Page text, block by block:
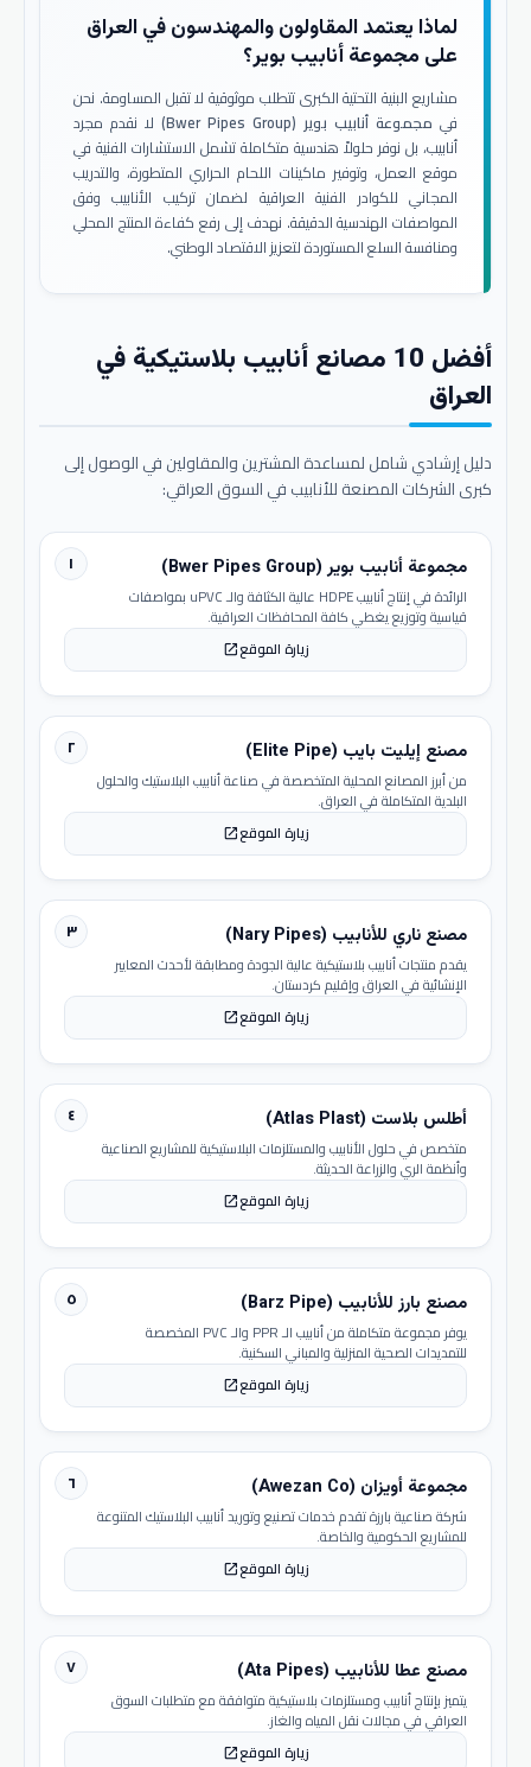
لماذا يعتمد المقاولون والمهندسون في العراق
على مجموعة أنابيب بوير؟
مشاريع البنية التحتية الكبرى تتطلب موثوقية لا تقبل المساومة. نحن
في مجموعة أنابيب بوير (Bwer Pipes Group)
لا نقدم مجرد
أنابيب، بل نوفر حلولاً هندسية متكاملة تشمل الاستشارات الفنية في
موقع العمل، وتوفير ماكينات اللحام الحراري المتطورة، والتدريب
المجاني للكوادر الفنية العراقية لضمان تركيب الأنابيب وفق
المواصفات الهندسية الدقيقة. نهدف إلى رفع كفاءة المنتج المحلي
ومنافسة السلع المستوردة لتعزيز الاقتصاد الوطني.
أفضل 10 مصانع أنابيب بلاستيكية في
العراق
دليل إرشادي شامل لمساعدة المشترين والمقاولين في الوصول إلى
كبرى الشركات المصنعة للأنابيب في السوق العراقي:
١ مجموعة أنابيب بوير (Bwer Pipes Group)
الرائدة في إنتاج أنابيب HDPE عالية الكثافة والـ uPVC بمواصفات
قياسية وتوزيع يغطي كافة المحافظات العراقية.
زيارة الموقعopen_in_new
٢ مصنع إيليت بايب (Elite Pipe)
من أبرز المصانع المحلية المتخصصة في صناعة أنابيب البلاستيك والحلول
البلدية المتكاملة في العراق.
زيارة الموقعopen_in_new
٣ مصنع ناري للأنابيب (Nary Pipes)
يقدم منتجات أنابيب بلاستيكية عالية الجودة ومطابقة لأحدث المعايير
الإنشائية في العراق وإقليم كردستان.
زيارة الموقعopen_in_new
٤ أطلس بلاست (Atlas Plast)
متخصص في حلول الأنابيب والمستلزمات البلاستيكية للمشاريع الصناعية
وأنظمة الري والزراعة الحديثة.
زيارة الموقعopen_in_new
٥ مصنع بارز للأنابيب (Barz Pipe)
يوفر مجموعة متكاملة من أنابيب الـ PPR والـ PVC المخصصة
للتمديدات الصحية المنزلية والمباني السكنية.
زيارة الموقعopen_in_new
٦ مجموعة أويزان (Awezan Co)
شركة صناعية بارزة تقدم خدمات تصنيع وتوريد أنابيب البلاستيك المتنوعة
للمشاريع الحكومية والخاصة.
زيارة الموقعopen_in_new
٧ مصنع عطا للأنابيب (Ata Pipes)
يتميز بإنتاج أنابيب ومستلزمات بلاستيكية متوافقة مع متطلبات السوق
العراقي في مجالات نقل المياه والغاز.
زيارة الموقعopen_in_new